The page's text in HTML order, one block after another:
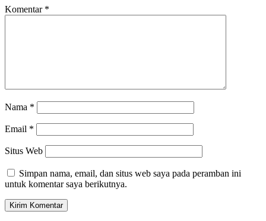
Komentar *
Nama *
Email *
Situs Web
Simpan nama, email, dan situs web saya pada peramban ini
untuk komentar saya berikutnya.